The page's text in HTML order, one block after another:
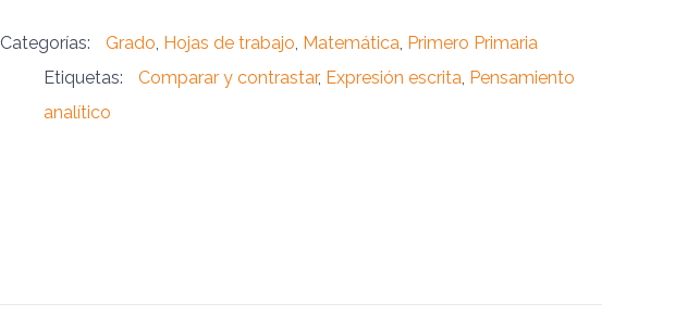
Categorías: Grado, Hojas de trabajo, Matemática, Primero Primaria
Etiquetas:
Comparar y contrastar, Expresión escrita, Pensamiento
analítico